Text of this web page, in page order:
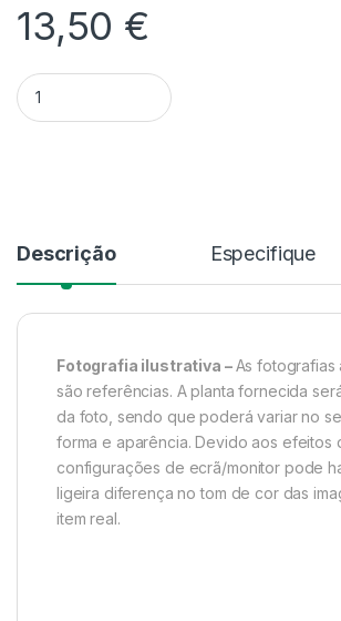
13,50 €
Quantidade Epipremnum Churchill Gold
Descrição Especifique
Fotografia ilustrativa –As fotografias
são referências. A planta fornecida
da foto, sendo que poderá variar no
forma e aparência. Devido aos efeitos
configurações de ecrã/monitor pode
ligeira diferença no tom de cor das
item real.